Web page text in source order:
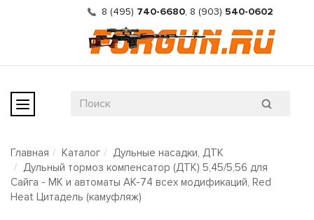
8 (495) 740-6680, 8 (903) 540-0602
Главная Каталог
Дульные насадки, ДТК
Дульный тормоз компенсатор (ДТК) 5,45/5,56 для
Сайга - МК и автоматы АК-74 всех модификаций, Red
Heat Цитадель (камуфляж)